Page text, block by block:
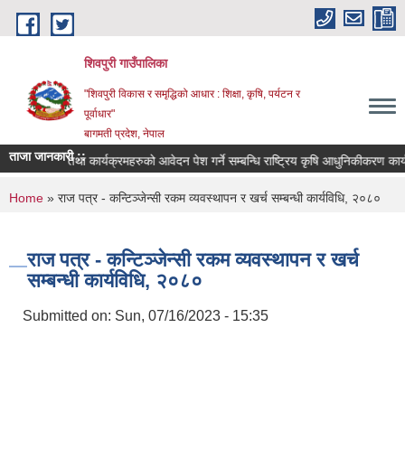
Skip to main content
शिवपुरी गाउँपालिका
"शिवपुरी विकास र समृद्धिको आधार : शिक्षा, कृषि, पर्यटन र
पूर्वाधार"
बागमती प्रदेश, नेपाल
ताजा जानकारी ::
हुने तथा कार्यक्रमहरुको आवेदन पेश गर्ने सम्बन्धि राष्ट्रिय कृषि आधुनिकीकरण
You are here
Home » राज पत्र - कन्टिञ्जेन्सी रकम व्यवस्थापन र खर्च सम्बन्धी कार्यविधि, २०८०
राज पत्र - कन्टिञ्जेन्सी रकम व्यवस्थापन र खर्च
सम्बन्धी कार्यविधि, २०८०
Submitted on: Sun, 07/16/2023 - 15:35